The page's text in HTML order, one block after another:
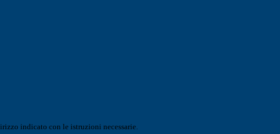
indicato con le istruzioni necessarie.